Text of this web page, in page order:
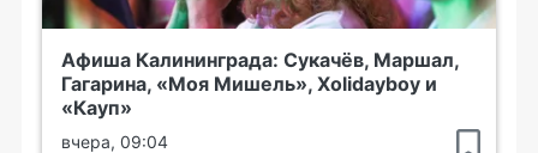
Афиша Калининграда: Сукачёв, Маршал,
Гагарина, «Моя Мишель», Xolidayboy и
«Кауп»
вчера, 09:04